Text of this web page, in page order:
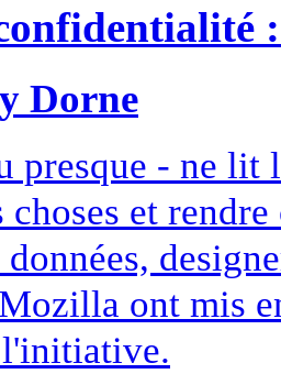
Dorne
presque - ne
et
ont mis